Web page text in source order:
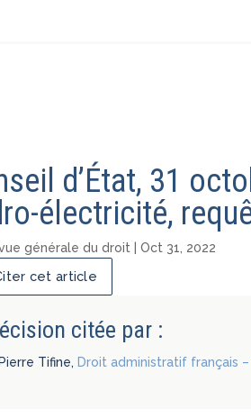
d’État, 31
électricité,
générale du droit |Oct 31, 2022
cet article
citée par :
Tifine,Droit administratif français